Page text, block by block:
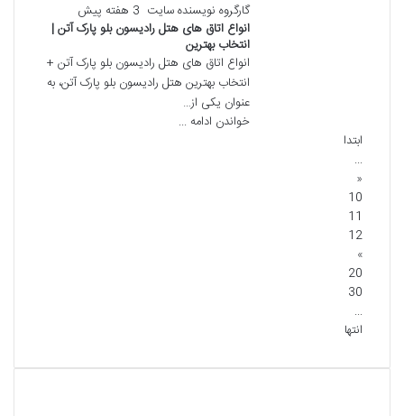
گارگروه نویسنده سایت 3 هفته پیش
انواع اتاق های هتل رادیسون بلو پارک آتن |
انتخاب بهترین
انواع اتاق های هتل رادیسون بلو پارک آتن +
انتخاب بهترین هتل رادیسون بلو پارک آتن، به
عنوان یکی از…
خواندن ادامه ...
ابتدا
...
«
10
11
12
»
20
30
...
انتها